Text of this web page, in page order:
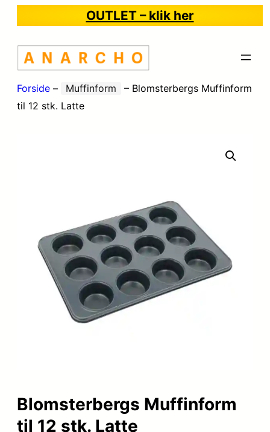
OUTLET – klik her
Forside – Muffinform – Blomsterbergs Muffinform
til 12 stk. Latte
Blomsterbergs Muffinform
til 12 stk. Latte